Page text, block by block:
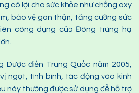
có lợi cho sức khỏe như chống oxy
bảo vệ gan thận, tăng cường sức
công dụng của Đông trùng hạ
điển Trung Quốc năm 2005,
ngọt, tính bình, tác động vào kinh
này thường được sử dụng để hỗ trợ